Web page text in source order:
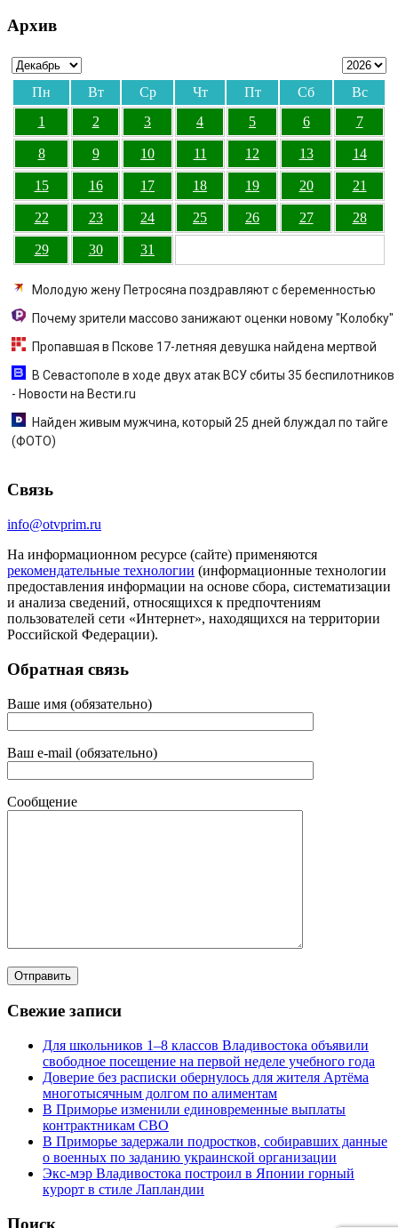
Архив
Пн Вт Ср Чт Пт Сб
Вс
1
2 3 4 5 6 7
8 9 10 11 12 13 14
15 16 17 18 19 20 21
22 23 24 25 26 27 28
29 30 31
Молодую жену Петросяна поздравляют с беременностью
Почему зрители массово занижают оценки новому "Колобку"
Пропавшая в Пскове 17-летняя девушка найдена мертвой
В Севастополе в ходе двух атак ВСУ сбиты 35 беспилотников
- Новости на Вести.ru
Найден живым мужчина, который 25 дней блуждал по тайге
(ФОТО)
Связь
info@otvprim.ru
На информационном ресурсе (сайте) применяются
рекомендательные технологии (информационные технологии
предоставления информации на основе сбора, систематизации
и анализа сведений, относящихся к предпочтениям
пользователей сети «Интернет», находящихся на территории
Российской Федерации).
Обратная связь
Ваше имя (обязательно)
Ваш e-mail (обязательно)
Сообщение
Свежие записи
Для школьников 1–8 классов Владивостока объявили
свободное посещение на первой неделе учебного года
Доверие без расписки обернулось для жителя Артёма
многотысячным долгом по алиментам
В Приморье изменили единовременные выплаты
контрактникам СВО
В Приморье задержали подростков, собиравших данные
о военных по заданию украинской организации
Экс-мэр Владивостока построил в Японии горный
курорт в стиле Лапландии
Поиск